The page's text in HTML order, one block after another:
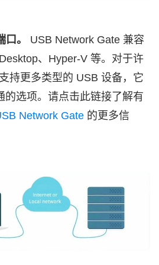
。
USB Network Gate 兼容
、Hyper-V 等。对于许
持更多类型的 USB 设备，它
的选项。请点击此链接了解有
Network Gate 的更多信